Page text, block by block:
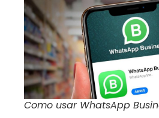
Como usar WhatsApp